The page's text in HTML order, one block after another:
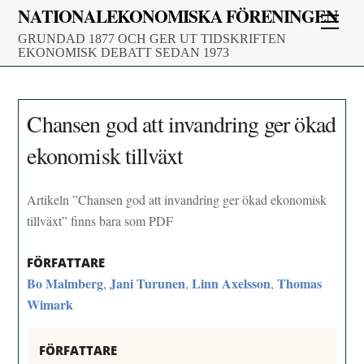
Skip
content
NATIONALEKONOMISKA FÖRENINGEN
GRUNDAD 1877 OCH GER UT TIDSKRIFTEN
EKONOMISK DEBATT SEDAN 1973
Chansen god att invandring ger ökad
ekonomisk tillväxt
Artikeln ”Chansen god att invandring ger ökad ekonomisk
tillväxt” finns bara som PDF
FÖRFATTARE
Bo Malmberg,Jani Turunen,Linn Axelsson,Thomas
Wimark
FÖRFATTARE